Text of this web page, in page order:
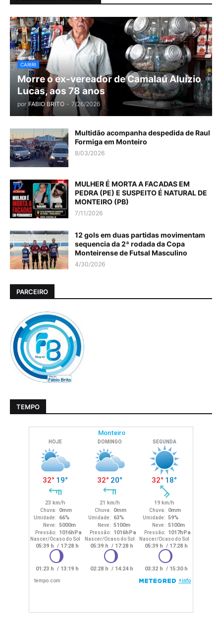
CARIRI
Morre o ex-vereador de Camalaú Aluízio
Lucas, aos 78 anos
por FABIO BRITO - 7/26/2026
Multidão acompanha despedida de Raul
Formiga em Monteiro
8/03/2026
MULHER É MORTA A FACADAS EM
PEDRA (PE) E SUSPEITO É NATURAL DE
MONTEIRO (PB)
7/11/2026
12 gols em duas partidas movimentam
sequencia da 2ª rodada da Copa
Monteirense de Futsal Masculino
4/30/2026
PARCEIRO
TEMPO